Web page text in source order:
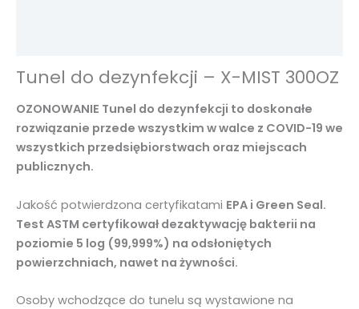
d
o
y
n
f
k
c
j
Tunel do dezynfekcji – X-MIST 300OZ
OZONOWANIE Tunel do dezynfekcji to doskonałe
rozwiązanie przede wszystkim w walce z COVID-19 we
wszystkich przedsiębiorstwach oraz miejscach
publicznych.
Jakość potwierdzona certyfikatami EPA i Green Seal.
Test ASTM certyfikował dezaktywację bakterii na
poziomie 5 log (99,999%) na odsłoniętych
powierzchniach, nawet na żywności.
Osoby wchodzące do tunelu są wystawione na